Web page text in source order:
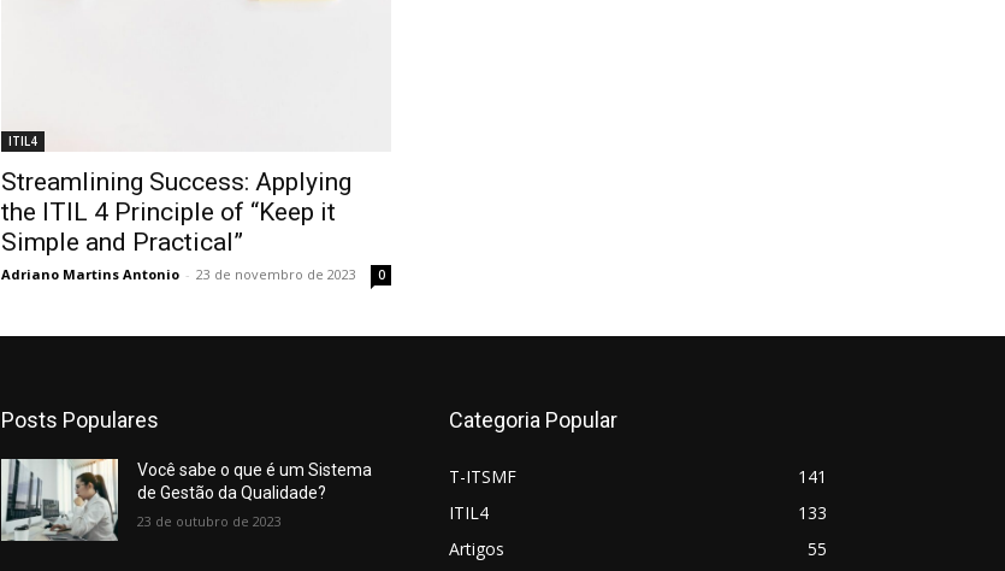
ITIL4
Streamlining Success: Applying
the ITIL 4 Principle of “Keep it
Simple and Practical”
Adriano Martins Antonio - 23 de novembro de 2023 0
Posts Populares
Você sabe o que é um Sistema
de Gestão da Qualidade?
23 de outubro de 2023
Categoria Popular
T-ITSMF
141
ITIL4
133
Artigos
55